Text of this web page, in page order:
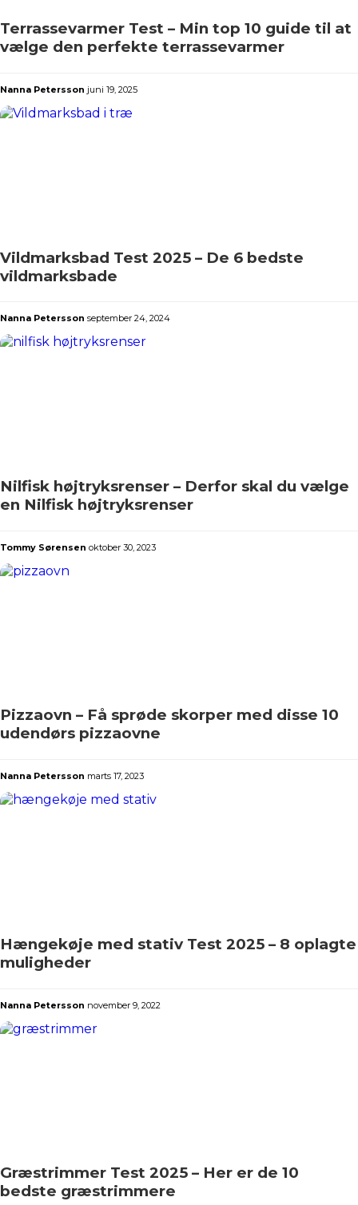
Terrassevarmer Test – Min top 10 guide til at
vælge den perfekte terrassevarmer
Nanna Petersson juni 19, 2025
Vildmarksbad Test 2025 – De 6 bedste
vildmarksbade
Nanna Petersson september 24, 2024
Nilfisk højtryksrenser – Derfor skal du vælge
en Nilfisk højtryksrenser
Tommy Sørensen oktober 30, 2023
Pizzaovn – Få sprøde skorper med disse 10
udendørs pizzaovne
Nanna Petersson marts 17, 2023
Hængekøje med stativ Test 2025 – 8 oplagte
muligheder
Nanna Petersson november 9, 2022
Græstrimmer Test 2025 – Her er de 10
bedste græstrimmere